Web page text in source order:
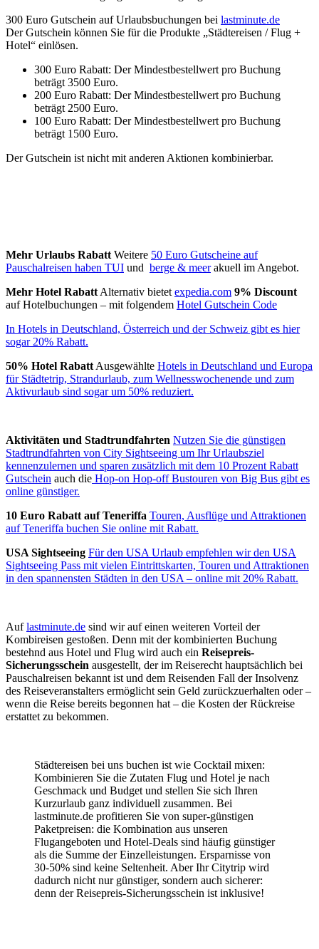
300 Euro Gutschein auf Urlaubsbuchungen bei lastminute.de
Der Gutschein können Sie für die Produkte „Städtereisen / Flug +
Hotel“ einlösen.
300 Euro Rabatt: Der Mindestbestellwert pro Buchung
beträgt 3500 Euro.
200 Euro Rabatt: Der Mindestbestellwert pro Buchung
beträgt 2500 Euro.
100 Euro Rabatt: Der Mindestbestellwert pro Buchung
beträgt 1500 Euro.
Der Gutschein ist nicht mit anderen Aktionen kombinierbar.
Mehr Urlaubs Rabatt Weitere 50 Euro Gutscheine auf
Pauschalreisen haben TUI und berge & meerakuell im Angebot.
Mehr Hotel Rabatt Alternativ bietet expedia.com 9% Discount
auf Hotelbuchungen – mit folgendem Hotel Gutschein Code
In Hotels in Deutschland, Österreich und der Schweiz gibt es hier
sogar 20% Rabatt.
50% Hotel Rabatt Ausgewählte Hotels in Deutschland und Europa
für Städtetrip, Strandurlaub, zum Wellnesswochenende und zum
Aktivurlaub sind sogar um 50% reduziert.
Aktivitäten und Stadtrundfahrten Nutzen Sie die günstigen
Stadtrundfahrten von City Sightseeing um Ihr Urlaubsziel
kennenzulernen und sparen zusätzlich mit dem 10 Prozent Rabatt
Gutschein auch die Hop-on Hop-off Bustouren von Big Bus gibt es
online günstiger.
10 Euro Rabatt auf Teneriffa Touren, Ausflüge und Attraktionen
auf Teneriffa buchen Sie online mit Rabatt.
USA Sightseeing Für den USA Urlaub empfehlen wir den USA
Sightseeing Pass mit vielen Eintrittskarten, Touren und Attraktionen
in den spannensten Städten in den USA – online mit 20% Rabatt.
Auflastminute.de sind wir auf einen weiteren Vorteil der
Kombireisen gestoßen. Denn mit der kombinierten Buchung
bestehnd aus Hotel und Flug wird auch ein Reisepreis-
Sicherungsschein ausgestellt, der im Reiserecht hauptsächlich bei
Pauschalreisen bekannt ist und dem Reisenden Fall der Insolvenz
des Reiseveranstalters ermöglicht sein Geld zurückzuerhalten oder –
wenn die Reise bereits begonnen hat – die Kosten der Rückreise
erstattet zu bekommen.
Städtereisen bei uns buchen ist wie Cocktail mixen:
Kombinieren Sie die Zutaten Flug und Hotel je nach
Geschmack und Budget und stellen Sie sich Ihren
Kurzurlaub ganz individuell zusammen. Bei
lastminute.de profitieren Sie von super-günstigen
Paketpreisen: die Kombination aus unseren
Flugangeboten und Hotel-Deals sind häufig günstiger
als die Summe der Einzelleistungen. Ersparnisse von
30-50% sind keine Seltenheit. Aber Ihr Citytrip wird
dadurch nicht nur günstiger, sondern auch sicherer:
denn der Reisepreis-Sicherungsschein ist inklusive!